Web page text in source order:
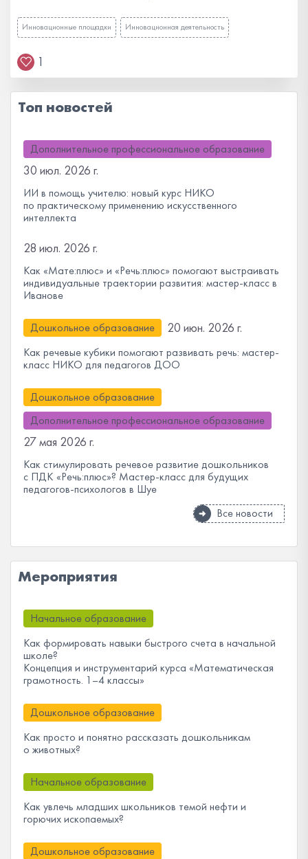
Инновационные площадки Инновационная деятельность
1
Топ новостей
Дополнительное профессиональное образование
30 июл. 2026 г.
ИИ в помощь учителю: новый курс НИКО
по практическому применению искусственного
интеллекта
28 июл. 2026 г.
Как «Мате:плюс» и «Речь:плюс» помогают выстраивать
индивидуальные траектории развития: мастер-класс в
Иванове
Дошкольное образование 20 июн. 2026 г.
Как речевые кубики помогают развивать речь: мастер-
класс НИКО для педагогов ДОО
Дошкольное образование
Дополнительное профессиональное образование
27 мая 2026 г.
Как стимулировать речевое развитие дошкольников
с ПДК «Речь:плюс»? Мастер-класс для будущих
педагогов-психологов в Шуе
Все новости
Мероприятия
Начальное образование
Как формировать навыки быстрого счета в начальной
школе?
Концепция и инструментарий курса «Математическая
грамотность. 1–4 классы»
Дошкольное образование
Как просто и понятно рассказать дошкольникам
о животных?
Начальное образование
Как увлечь младших школьников темой нефти и
горючих ископаемых?
Дошкольное образование